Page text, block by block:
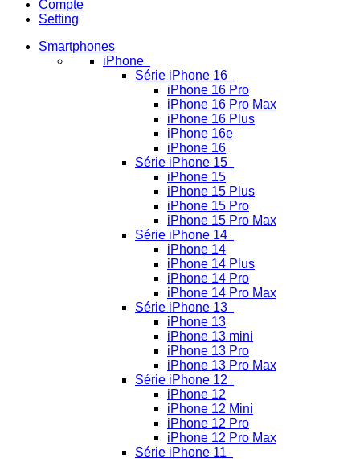
Compte
Setting
Smartphones
iPhone
Série iPhone 16
iPhone 16 Pro
iPhone 16 Pro Max
iPhone 16 Plus
iPhone 16e
iPhone 16
Série iPhone 15
iPhone 15
iPhone 15 Plus
iPhone 15 Pro
iPhone 15 Pro Max
Série iPhone 14
iPhone 14
iPhone 14 Plus
iPhone 14 Pro
iPhone 14 Pro Max
Série iPhone 13
iPhone 13
iPhone 13 mini
iPhone 13 Pro
iPhone 13 Pro Max
Série iPhone 12
iPhone 12
iPhone 12 Mini
iPhone 12 Pro
iPhone 12 Pro Max
Série iPhone 11